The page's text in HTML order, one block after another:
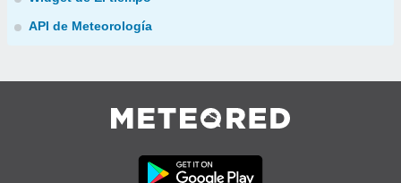
API de Meteorología